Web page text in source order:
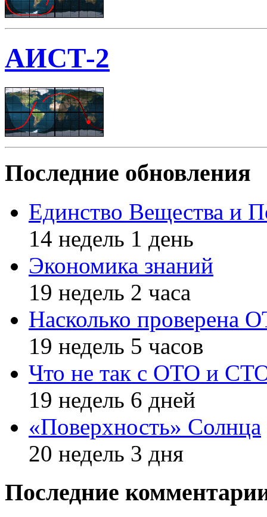
АИСТ-2
Последние обновления
Единство Вещества и
14 недель 1 день
Экономика знаний
19 недель 2 часа
Насколько проверена
19 недель 5 часов
Что не так с ОТО и
19 недель 6 дней
«Поверхность» Солнца
20 недель 3 дня
Последние